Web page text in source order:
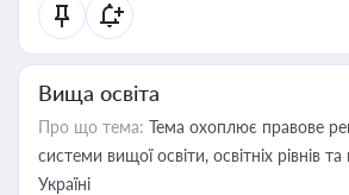
Вища освіта
Про що тема: Тема охоплює правове
системи вищої освіти, освітніх рівнів та
Україні